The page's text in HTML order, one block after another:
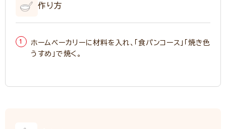
作り方
ホームベーカリーに材料を入れ、「食パンコース」「焼き色
うすめ」で焼く。